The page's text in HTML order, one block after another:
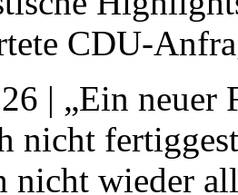
| „Ein neuer
nicht
nicht wieder